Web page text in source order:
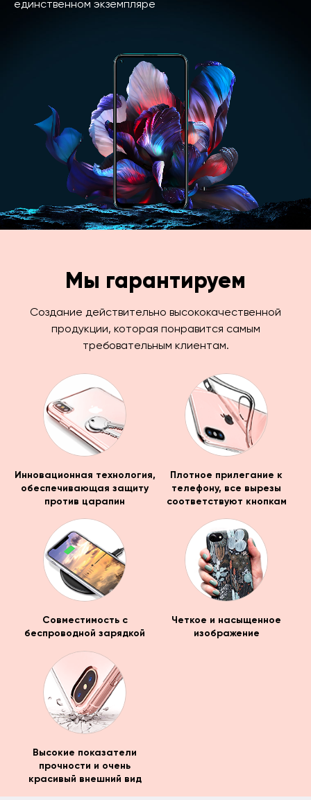
единственном экземпляре
Мы гарантируем
Создание действительно высококачественной
продукции, которая понравится самым
требовательным клиентам.
Инновационная технология,
обеспечивающая защиту
против царапин
Плотное прилегание к
телефону, все вырезы
соответствуют кнопкам
Совместимость с
беспроводной зарядкой
Четкое и насыщенное
изображение
Высокие показатели
прочности и очень
красивый внешний вид